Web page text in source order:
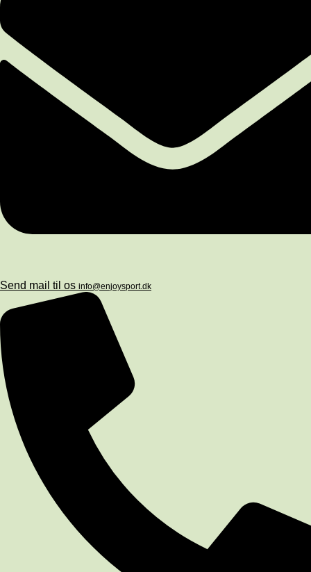
Send mail til os info@enjoysport.dk